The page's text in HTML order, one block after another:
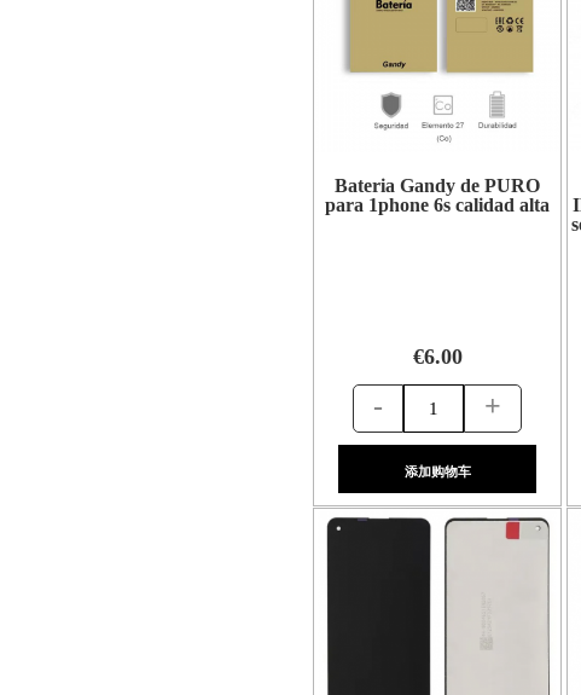
Bateria Gandy de PURO
para 1phone 6s calidad alta
€6.00
- +
添加购物车